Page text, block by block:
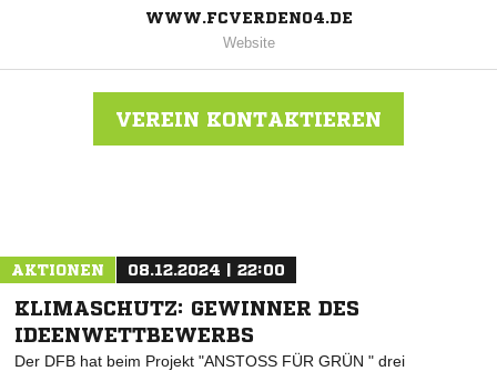
WWW.FCVERDEN04.DE
Website
VEREIN KONTAKTIEREN
AKTIONEN 08.12.2024 | 22:00
KLIMASCHUTZ: GEWINNER DES
IDEENWETTBEWERBS
Der DFB hat beim Projekt "ANSTOSS FÜR GRÜN " drei